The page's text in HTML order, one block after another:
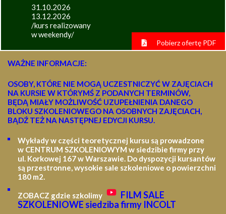
31.10.2026
13.12.2026
/kurs realizowany
w weekendy/
Pobierz ofertę PDF
WAŻNE INFORMACJE:
OSOBY, KTÓRE NIE MOGĄ UCZESTNICZYĆ W ZAJĘCIACH
NA KURSIE W KTÓRYMŚ Z PODANYCH TERMINÓW,
BĘDĄ MIAŁY MOŻLIWOŚĆ UZUPEŁNIENIA DANEGO
BLOKU SZKOLENIOWEGO NA OSOBNYCH ZAJĘCIACH,
BĄDŹ TEŻ NA NASTĘPNEJ EDYCJI KURSU.
Wykłady w części teoretycznej kursu są prowadzone
w CENTRUM SZKOLENIOWYM w siedzibie firmy przy
ul. Korkowej 167 w Warszawie. Do dyspozycji kursantów
są przestronne, wysokie sale szkoleniowe o powierzchni
180 m2.
ZOBACZ gdzie szkolimy
FILM SALE
SZKOLENIOWE siedziba firmy INCOLT